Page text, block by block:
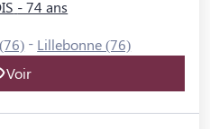
- 74 ans
- Lillebonne (76)
Voir